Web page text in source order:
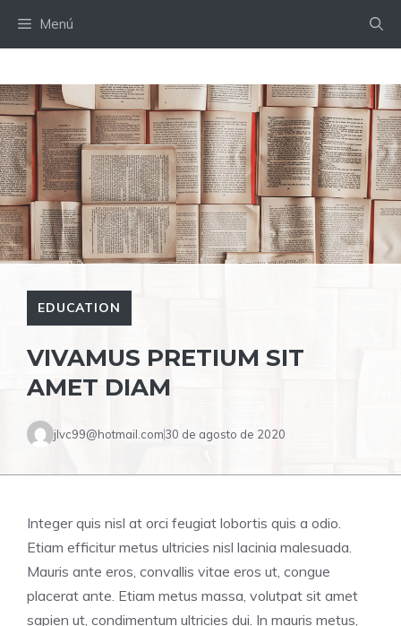
Menú
EDUCATION
VIVAMUS PRETIUM SIT
AMET DIAM
jlvc99@hotmail.com30 de agosto de 2020
Integer quis nisl at orci feugiat lobortis quis a odio.
Etiam efficitur metus ultricies nisl lacinia malesuada.
Mauris ante eros, convallis vitae eros ut, congue
placerat ante. Etiam metus massa, volutpat sit amet
sapien ut, condimentum ultricies dui. In mauris metus,